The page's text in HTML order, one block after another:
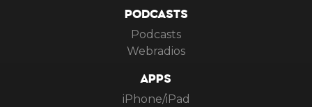
PODCASTS
Podcasts
Webradios
APPS
iPhone/iPad